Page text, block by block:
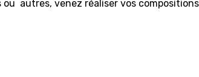
autres, venez réaliser vos